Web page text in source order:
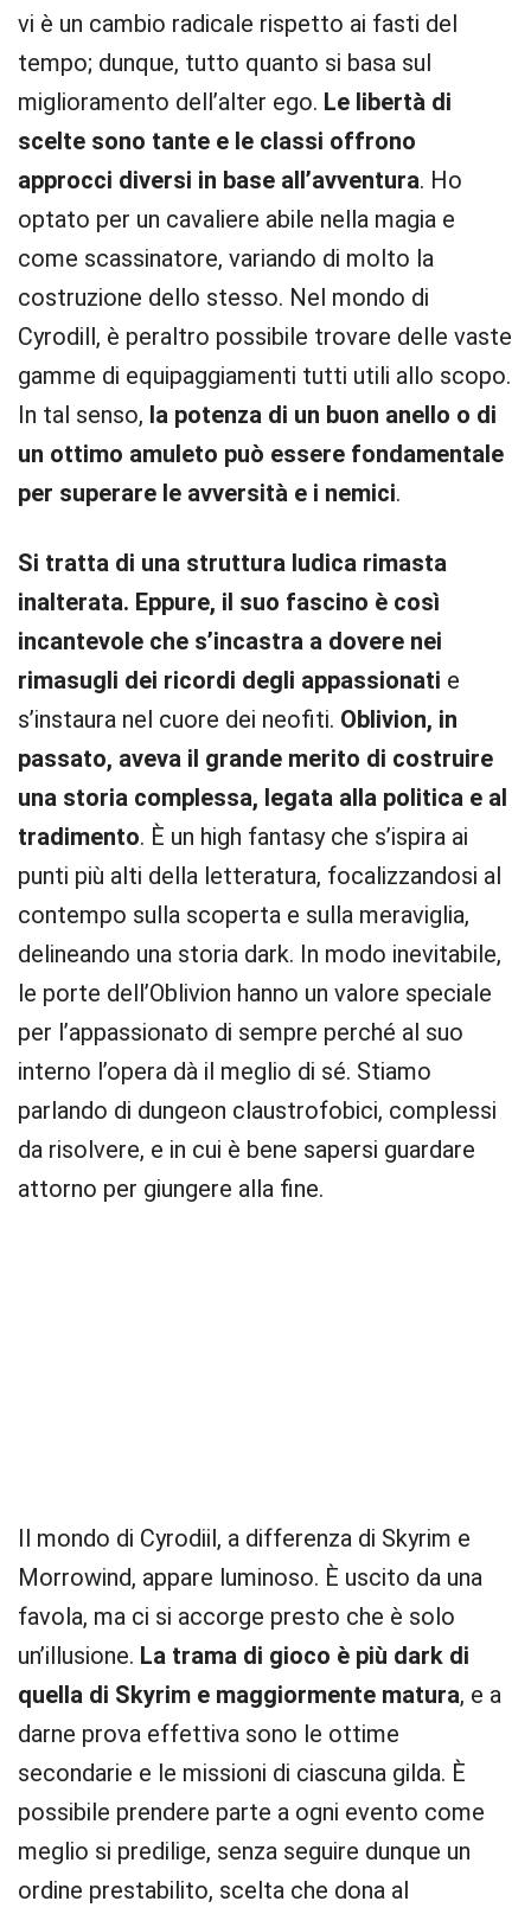
vi è un cambio radicale rispetto ai fasti del
tempo; dunque, tutto quanto si basa sul
miglioramento dell’alter ego. Le libertà di
scelte sono tante e le classi offrono
approcci diversi in base all’avventura. Ho
optato per un cavaliere abile nella magia e
come scassinatore, variando di molto la
costruzione dello stesso. Nel mondo di
Cyrodill, è peraltro possibile trovare delle vaste
gamme di equipaggiamenti tutti utili allo scopo.
In tal senso, la potenza di un buon anello o di
un ottimo amuleto può essere fondamentale
per superare le avversità e i nemici.
Si tratta di una struttura ludica rimasta
inalterata. Eppure, il suo fascino è così
incantevole che s’incastra a dovere nei
rimasugli dei ricordi degli appassionati e
s’instaura nel cuore dei neofiti. Oblivion, in
passato, aveva il grande merito di costruire
una storia complessa, legata alla politica e al
tradimento. È un high fantasy che s’ispira ai
punti più alti della letteratura, focalizzandosi al
contempo sulla scoperta e sulla meraviglia,
delineando una storia dark. In modo inevitabile,
le porte dell’Oblivion hanno un valore speciale
per l’appassionato di sempre perché al suo
interno l’opera dà il meglio di sé. Stiamo
parlando di dungeon claustrofobici, complessi
da risolvere, e in cui è bene sapersi guardare
attorno per giungere alla fine.
Il mondo di Cyrodiil, a differenza di Skyrim e
Morrowind, appare luminoso. È uscito da una
favola, ma ci si accorge presto che è solo
un’illusione. La trama di gioco è più dark di
quella di Skyrim e maggiormente matura, e a
darne prova effettiva sono le ottime
secondarie e le missioni di ciascuna gilda. È
possibile prendere parte a ogni evento come
meglio si predilige, senza seguire dunque un
ordine prestabilito, scelta che dona al